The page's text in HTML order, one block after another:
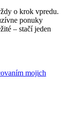
o krok vpredu.
ponuky
– stačí jeden
mojich